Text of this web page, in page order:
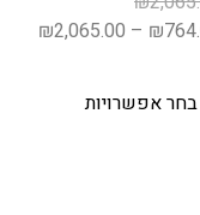
₪
–
₪2,065.00
בחר אפשרויות